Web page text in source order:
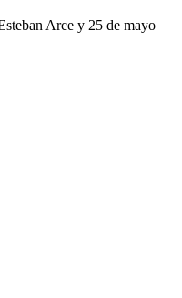
Arce y 25 de mayo